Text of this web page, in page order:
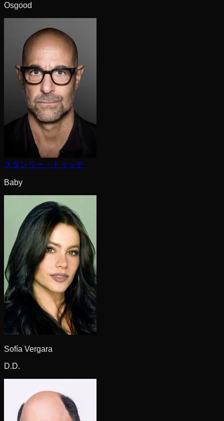
Osgood
スタンリー・トゥッチ
Baby
Sofía Vergara
D.D.